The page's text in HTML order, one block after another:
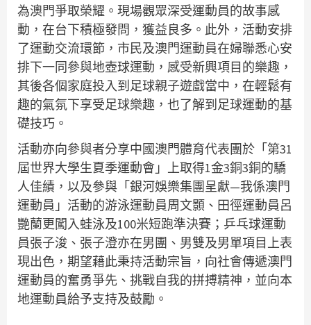
為澳門爭取榮耀。現場觀眾深受運動員的故事感
動，在台下積極發問，獲益良多。此外，活動安排
了運動交流環節，市民及澳門運動員在婦聯悉心安
排下一同參與地壺球運動，感受新興項目的樂趣，
其後各個家庭投入到足球親子遊戲當中，在輕鬆有
趣的氣氛下享受足球樂趣，也了解到足球運動的基
礎技巧。
活動亦向參與者分享中國澳門體育代表團於「第31
屆世界大學生夏季運動會」上取得1金3銅3銅的驕
人佳績，以及參與「銀河娛樂集團呈獻—我係澳門
運動員」活動的游泳運動員周文顥、田徑運動員呂
艷蘭更闖入蛙泳及100米短跑準決賽；乒乓球運動
員張子浚、張子澄亦在男團、男雙及男單項目上表
現出色，期望藉此秉持活動宗旨，向社會傳遞澳門
運動員的奮勇爭先、挑戰自我的拼搏精神，並向本
地運動員給予支持及鼓勵。